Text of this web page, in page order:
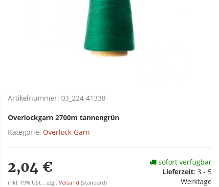
Artikelnummer: 03_224-41338
Overlockgarn 2700m tannengrün
Kategorie: Overlock-Garn
2,04 €
inkl. 19% USt. , zzgl. Versand (Standard)
sofort verfügbar
Lieferzeit: 3 - 5
Werktage